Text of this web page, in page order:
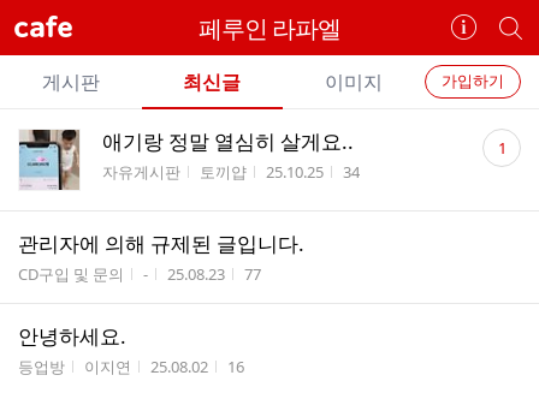
cafe 페루인 라파엘
카
페
정
보
개
별
카
페
검
색
카
페
메
뉴
가입하기
게시판 최신글 이미지
전
체
글
리
애기랑 정말 열심히 살게요..
게시판명
자유게시판 작성자
토끼얍 작성시간
25.10.25 조회수
34
댓
글 1
관리자에 의해 규제된 글입니다.
게시판명
CD구입 및 문의 작성자
- 작성시간
25.08.23 조회수
77
안녕하세요.
게시판명
등업방 작성자
이지연 작성시간
25.08.02 조회수
16